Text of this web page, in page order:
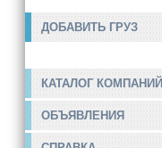
ДОБАВИТЬ ГРУЗ
КАТАЛОГ КОМПАНИЙ
ОБЪЯВЛЕНИЯ